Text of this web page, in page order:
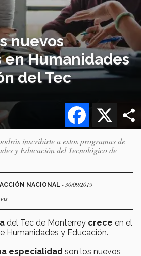
nuevos
en Humanidades
del Tec
X
Facebook
inscribirte a estos programas de
y Educación del Tecnológico de
NACIONAL - 30/09/2019
del Tec de Monterrey crece en el
Humanidades y Educación.
especialidad son los nuevos